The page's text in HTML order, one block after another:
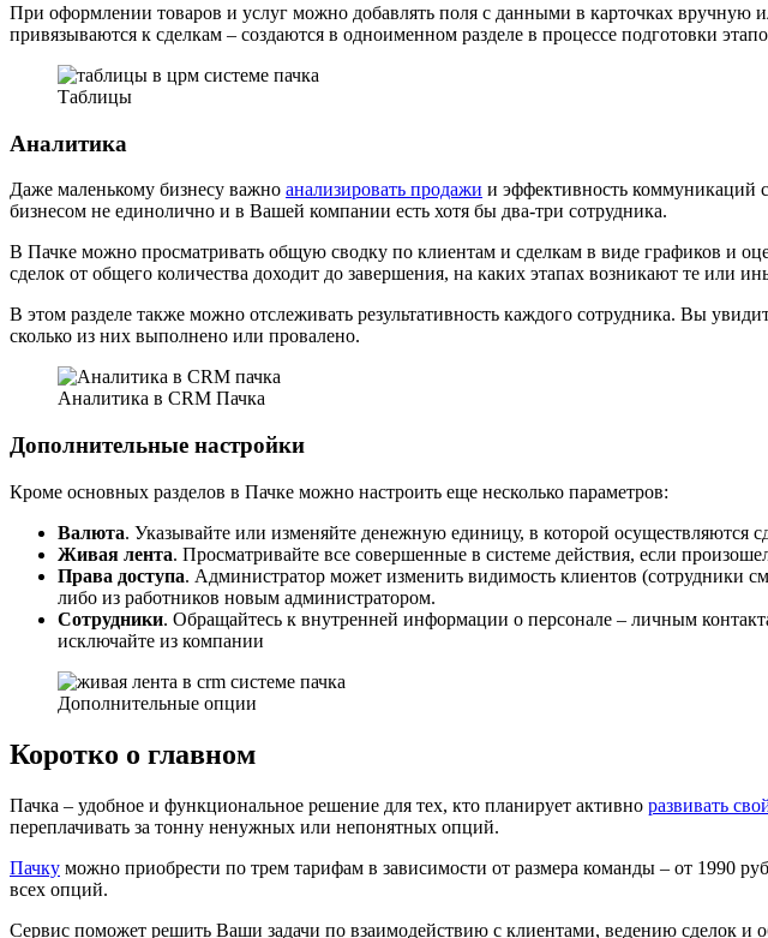
При оформлении товаров и услуг можно добавлять поля с данными в карточках
привязываются к сделкам – создаются в одноименном разделе в процессе подготовки
Таблицы
Аналитика
Даже маленькому бизнесу важно анализировать продажи и эффективность коммуникаций
бизнесом не единолично и в Вашей компании есть хотя бы два-три сотрудника.
В Пачке можно просматривать общую сводку по клиентам и сделкам в виде графиков и
сделок от общего количества доходит до завершения, на каких этапах возникают те или
В этом разделе также можно отслеживать результативность каждого сотрудника. Вы
сколько из них выполнено или провалено.
Аналитика в CRM Пачка
Дополнительные настройки
Кроме основных разделов в Пачке можно настроить еще несколько параметров:
Валюта. Указывайте или изменяйте денежную единицу, в которой осуществляются
Живая лента. Просматривайте все совершенные в системе действия, если
Права доступа. Администратор может изменить видимость клиентов (сотрудники
либо из работников новым администратором.
Сотрудники. Обращайтесь к внутренней информации о персонале – личным
исключайте из компании
Дополнительные опции
Коротко о главном
Пачка – удобное и функциональное решение для тех, кто планирует активно развивать
переплачивать за тонну ненужных или непонятных опций.
Пачку можно приобрести по трем тарифам в зависимости от размера команды – от 1990
всех опций.
Сервис поможет решить Ваши задачи по взаимодействию с клиентами, ведению сделок